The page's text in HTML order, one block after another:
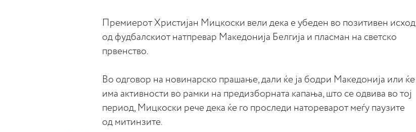
Премиерот Христијан Мицкоски вели дека е убеден во позитивен исход
од фудбалскиот натпревар Македонија Белгија и пласман на светско
првенство.
Во одговор на новинарско прашање, дали ќе ја бодри Македонија или ќе
има активности во рамки на предизборната капања, што се одвива во тој
период, Мицкоски рече дека ќе го проследи натореварот меѓу паузите
од митинзите.